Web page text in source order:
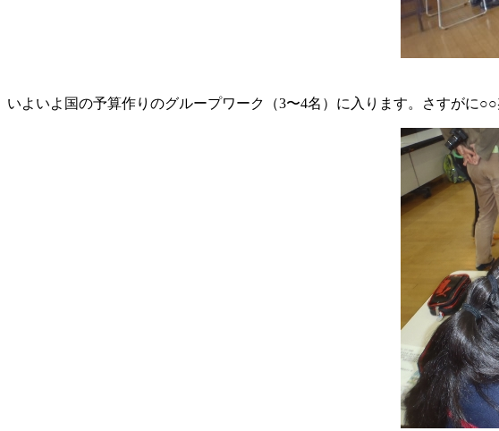
いよいよ国の予算作りのグループワーク（3〜4名）に入ります。さすがに